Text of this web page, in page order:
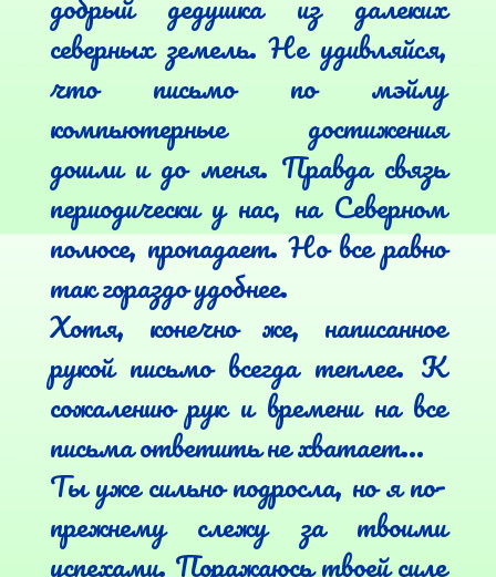
северных земель. Не удивляйся,
что письмо по мэйлу
компьютерные достижения
дошли и до меня. Правда связь
периодически у нас, на Северном
полюсе, пропадает. Но все равно
так гораздо удобнее.
Хотя, конечно же, написанное
рукой письмо всегда теплее. К
сожалению рук и времени на все
письма ответить не хватает...
Ты уже сильно подросла, но я по-
прежнему слежу за твоими
успехами. Поражаюсь твоей силе